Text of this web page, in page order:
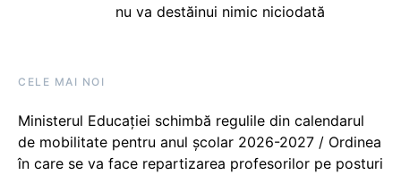
nu va destăinui nimic niciodată
CELE MAI NOI
Ministerul Educației schimbă regulile din calendarul
de mobilitate pentru anul școlar 2026-2027 / Ordinea
în care se va face repartizarea profesorilor pe posturi